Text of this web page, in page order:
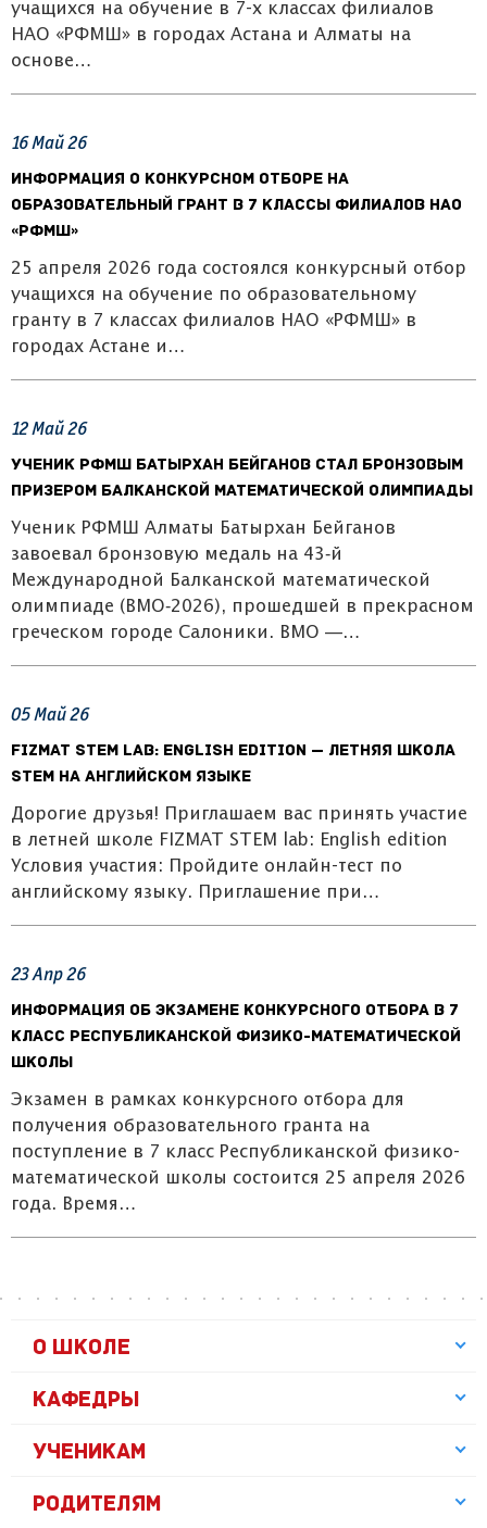
учащихся на обучение в 7-х классах филиалов
НАО «РФМШ» в городах Астана и Алматы на
основе…
16Май26
Информация о конкурсном отборе на
образовательный грант в 7 классы филиалов НАО
«РФМШ»
25 апреля 2026 года состоялся конкурсный отбор
учащихся на обучение по образовательному
гранту в 7 классах филиалов НАО «РФМШ» в
городах Астане и…
12Май26
Ученик РФМШ Батырхан Бейганов стал бронзовым
призером Балканской математической олимпиады
Ученик РФМШ Алматы Батырхан Бейганов
завоевал бронзовую медаль на 43‑й
Международной Балканской математической
олимпиаде (BMO‑2026), прошедшей в прекрасном
греческом городе Салоники. BMO —…
05Май26
FIZMAT STEM Lab: English Edition — летняя школа
STEM на английском языке
Дорогие друзья! Приглашаем вас принять участие
в летней школе FIZMAT STEM lab: English edition
Условия участия: Пройдите онлайн-тест по
английскому языку. Приглашение при…
23Апр26
Информация об экзамене конкурсного отбора в 7
класс Республиканской физико-математической
школы
Экзамен в рамках конкурсного отбора для
получения образовательного гранта на
поступление в 7 класс Республиканской физико-
математической школы состоится 25 апреля 2026
года. Время…
О ШКОЛЕ
КАФЕДРЫ
УЧЕНИКАМ
РОДИТЕЛЯМ